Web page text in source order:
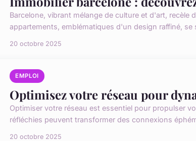
Barcelone, vibrant mélange de culture et d'art,
appartements, emblématiques d'un design raffiné, se
20 octobre 2025
EMPLOI
Optimisez votre réseau pour
Optimiser votre réseau est essentiel pour propulser
réfléchies peuvent transformer des connexions
20 octobre 2025